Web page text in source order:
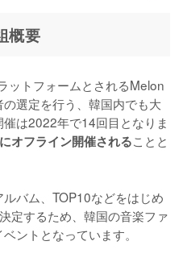
概要
ットフォームとされるMelon
選定を行う、韓国内でも大
は2022年で14回目となりま
オフライン開催されることと
バム、TOP10などをはじめ
定するため、韓国の音楽ファ
ントとなっています。